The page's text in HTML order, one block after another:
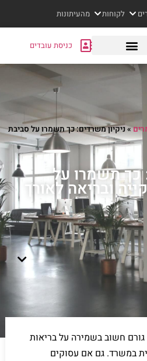
לקוחות מהעיתונות
כניסת עובדים
»ניקיון משרדים: כך תשמרו על סביבת
כך תשמרו על
ובריאה לאורך
גורם חשוב בשמירה על בריאות
במשרד. גם אם עסוקים